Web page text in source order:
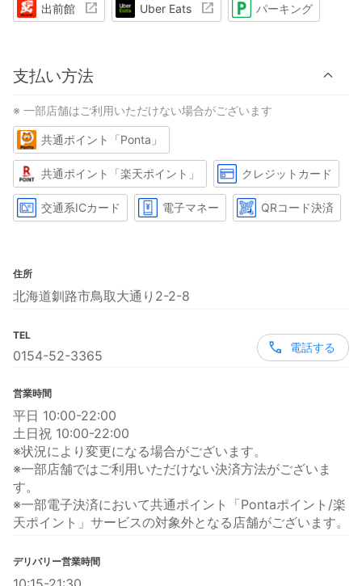
出前館 Uber Eats パーキング
支払い方法
※ 一部店舗はご利用いただけない場合がございます
共通ポイント「Ponta」
共通ポイント「楽天ポイント」 クレジットカード
交通系ICカード 電子マネー QRコード決済
住所
北海道釧路市鳥取大通り2-2-8
TEL
0154-52-3365
電話する
営業時間
平日 10:00-22:00
土日祝 10:00-22:00
※状況により変更になる場合がございます。
※一部店舗ではご利用いただけない決済方法がございま
す。
※一部電子決済において共通ポイント「Pontaポイント/楽
天ポイント」サービスの対象外となる店舗がございます。
デリバリー営業時間